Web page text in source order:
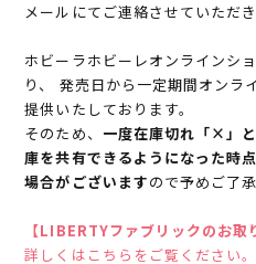
メールにてご連絡させていただき
ホビーラホビーレオンラインシ
り、 発売日から一定期間オンラ
提供いたしております。
そのため、 一度在庫切れ「×」
庫を共有できるようになった時
場合がございますので予めご了
【LIBERTYファブリックのお取
詳しくはこちらをご覧ください。